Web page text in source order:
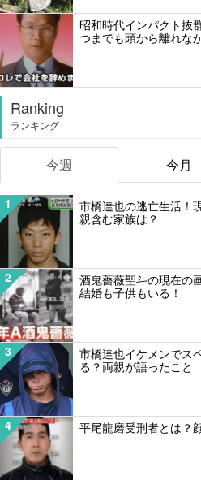
昭和時代インパクト抜
つまでも頭から離れな
Ranking
ランキング
今週 今月
1
市橋達也の逃亡生活！
親含む家族は？
2
酒鬼薔薇聖斗の現在の
結婚も子供もいる！
3
市橋達也イケメンでス
る？両親が語ったこと
4 平尾龍磨受刑者とは？